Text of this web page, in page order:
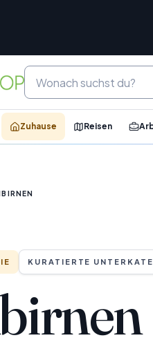
Zuhause Reisen
KURATIERTE